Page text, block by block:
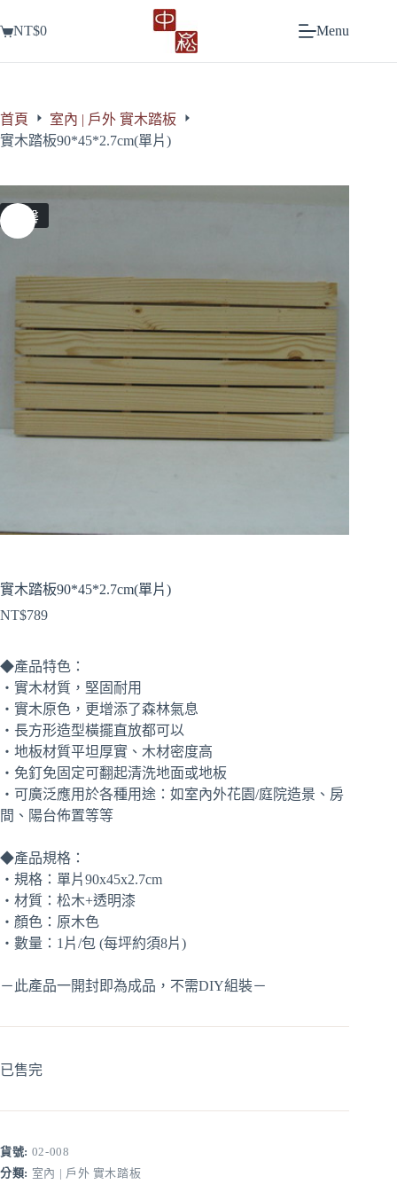
至
容
購
物
NT$0 Menu
首頁
室內 | 戶外 實木踏板
實木踏板90*45*2.7cm(單片)
售罄
實木踏板90*45*2.7cm(單片)
NT$789
◆產品特色：
‧實木材質，堅固耐用
‧實木原色，更增添了森林氣息
‧長方形造型橫擺直放都可以
‧地板材質平坦厚實、木材密度高
‧免釘免固定可翻起清洗地面或地板
‧可廣泛應用於各種用途：如室內外花園/庭院造景、房
間、陽台佈置等等
◆產品規格：
‧規格：單片90x45x2.7cm
‧材質：松木+透明漆
‧顏色：原木色
‧數量：1片/包 (每坪約須8片)
－此產品一開封即為成品，不需DIY組裝－
已售完
貨號: 02-008
分類: 室內 | 戶外 實木踏板